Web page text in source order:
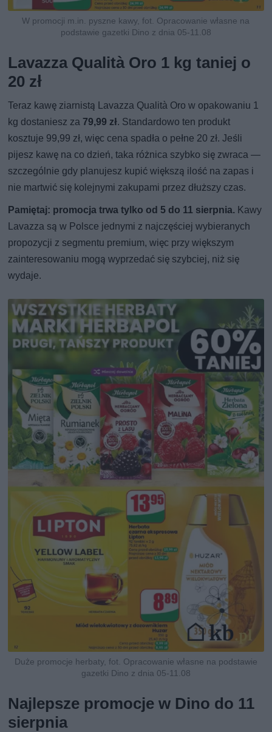
W promocji m.in. pyszne kawy, fot. Opracowanie własne na
podstawie gazetki Dino z dnia 05-11.08
Lavazza Qualità Oro 1 kg taniej o
20 zł
Teraz kawę ziarnistą Lavazza Qualità Oro w opakowaniu 1
kg dostaniesz za 79,99 zł. Standardowo ten produkt
kosztuje 99,99 zł, więc cena spadła o pełne 20 zł. Jeśli
pijesz kawę na co dzień, taka różnica szybko się zwraca —
szczególnie gdy planujesz kupić większą ilość na zapas i
nie martwić się kolejnymi zakupami przez dłuższy czas.
Pamiętaj: promocja trwa tylko od 5 do 11 sierpnia. Kawy
Lavazza są w Polsce jednymi z najczęściej wybieranych
propozycji z segmentu premium, więc przy większym
zainteresowaniu mogą wyprzedać się szybciej, niż się
wydaje.
Duże promocje herbaty, fot. Opracowanie własne na podstawie
gazetki Dino z dnia 05-11.08
Najlepsze promocje w Dino do 11
sierpnia